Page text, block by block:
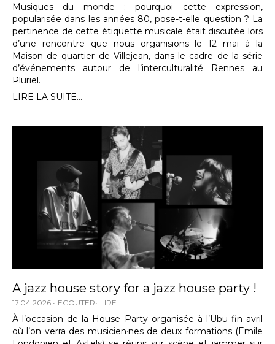
Musiques du monde : pourquoi cette expression,
popularisée dans les années 80, pose-t-elle question ? La
pertinence de cette étiquette musicale était discutée lors
d’une rencontre que nous organisions le 12 mai à la
Maison de quartier de Villejean, dans le cadre de la série
d’événements autour de l’interculturalité Rennes au
Pluriel.
LIRE LA SUITE...
A jazz house story for a jazz house party !
17.04.2026 ECOUTER LIRE
À l’occasion de la House Party organisée à l’Ubu fin avril
où l’on verra des musicien·nes de deux formations (Emile